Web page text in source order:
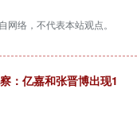
网络，不代表本站观点。
：亿嘉和张晋博出现1